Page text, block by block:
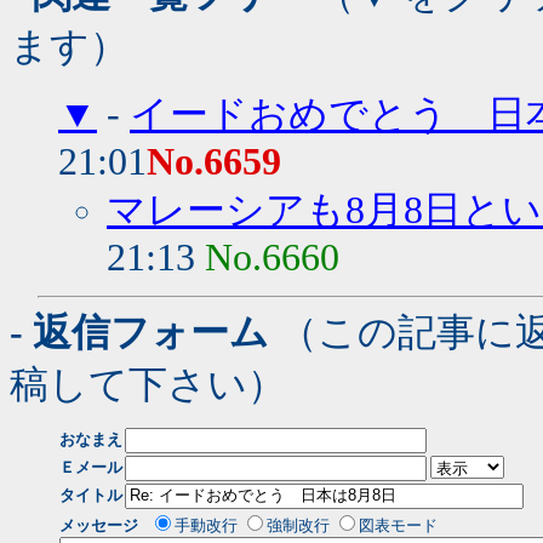
ます）
▼ - イードおめでとう 日
21:01No.6659
マレーシアも8月8日と
21:13 No.6660
- 返信フォーム （この記事に
稿して下さい）
おなまえ
Ｅメール
タイトル
メッセージ
手動改行 強制改行 図表モード